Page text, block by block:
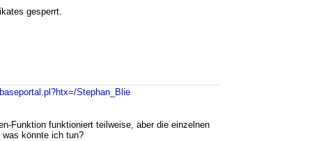
gesperrt.
Stephan_Blie
Funktion funktioniert teilweise, aber die einzelnen
was könnte ich tun?